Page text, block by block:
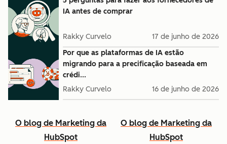
IA antes de comprar
Rakky Curvelo
17 de junho de 2026
Por que as plataformas de IA estão
migrando para a precificação baseada em
crédi...
Rakky Curvelo
16 de junho de 2026
O blog de Marketing da
HubSpot
O blog de Marketing da
HubSpot